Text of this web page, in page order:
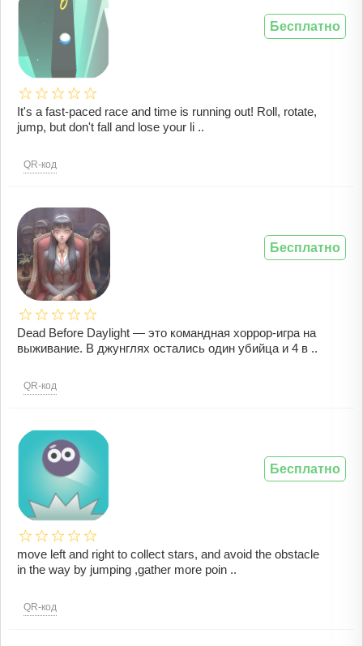
It's a fast-paced race and time is running out! Roll, rotate,
jump, but don't fall and lose your li ..
QR-код
Бесплатно
Dead Before Daylight — это командная хоррор-игра на
выживание. В джунглях остались один убийца и 4 в ..
QR-код
Бесплатно
move left and right to collect stars, and avoid the obstacle
in the way by jumping ,gather more poin ..
QR-код
Бесплатно